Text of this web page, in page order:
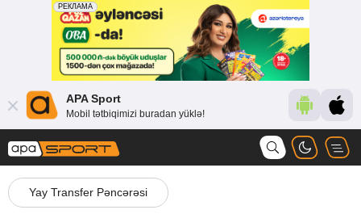
APA Sport
Mobil tətbiqimizi buradan yüklə!
Yay Transfer Pəncərəsi